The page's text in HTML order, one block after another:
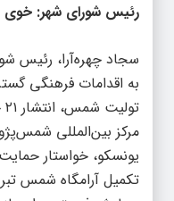
رئیس شورای شهر:
سجاد چهره‌آرا، رئیس
به اقدامات فرهنگی
مرکز بین‌المللی
یونسکو، خواستار
تکمیل آرامگاه شمس